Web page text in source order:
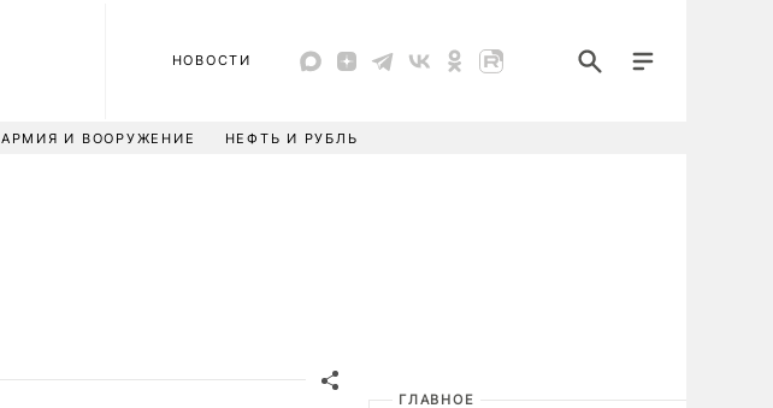
НОВОСТИ
АРМИЯ И ВООРУЖЕНИЕ НЕФТЬ И РУБЛЬ
ГЛАВНОЕ